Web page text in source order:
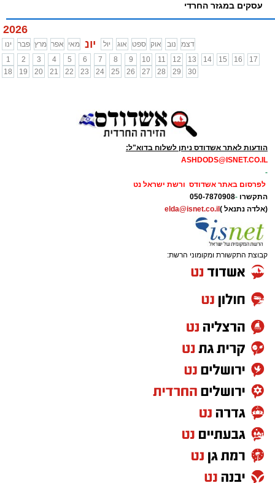
עסקים במגזר החרדי
2026
ינו פבר מרץ אפר מאי יונ יול אוג ספט אוק נוב
דצמ
1
2 3 4 5 6 7 8 9 10 11 12 13 14 15 16
17
18
19 20 21 22 23 24 25 26 27 28 29 30
הודעות לאתר אשדודס ניתן לשלוח בדוא"ל:
ASHDODS@ISNET.CO.IL
-
לפרסום באתר אשדודס ורשת ישראל נט
התקשרו -
050-7870908
(אלדה נתנאל )elda@isnet.co.il
קבוצת התקשורת ומקומוני הרשת: